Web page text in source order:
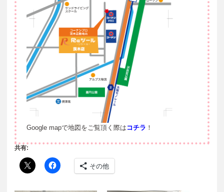
Google mapで地図をご覧頂く際は コチラ ！
共有:
その他